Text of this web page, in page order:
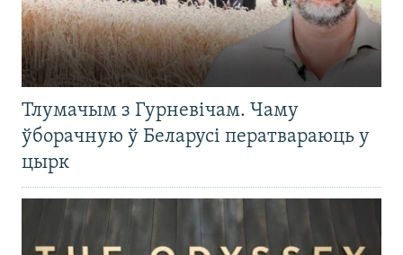
Тлумачым з Гурневічам. Чаму
ўборачную ў Беларусі ператвараюць у
цырк